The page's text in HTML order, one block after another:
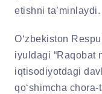
etishni ta’minlaydi.
O‘zbekiston
iyuldagi “Raqobat
iqtisodiyotdagi
qo‘shimcha chora-